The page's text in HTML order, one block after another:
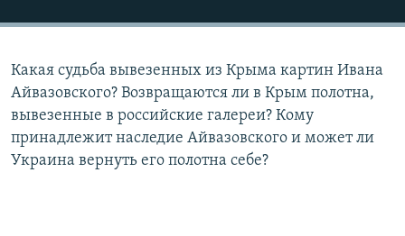
Какая судьба вывезенных из Крыма картин Ивана
Айвазовского? Возвращаются ли в Крым полотна,
вывезенные в российские галереи? Кому
принадлежит наследие Айвазовского и может ли
Украина вернуть его полотна себе?